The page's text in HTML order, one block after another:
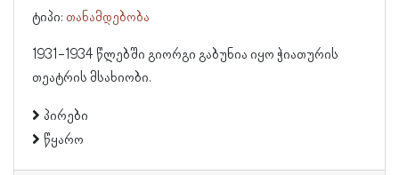
ტიპი: თანამდებობა
1931-1934 წლებში გიორგი გაბუნია იყო ჭიათურის
თეატრის მსახიობი.
პირები
წყარო